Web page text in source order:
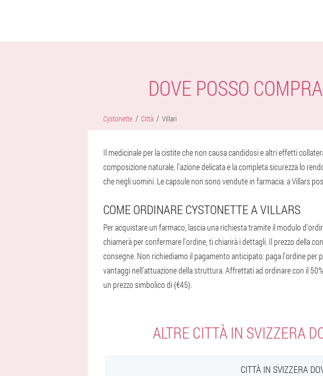
DOVE POSSO
Cystonette Città Villari
Il medicinale per la cistite che non causa candidosi e altri effetti
composizione naturale, l'azione delicata e la completa sicurezza lo
che negli uomini. Le capsule non sono vendute in farmacia. a Villars
COME ORDINARE CYSTONETTE A VILLARS
Per acquistare un farmaco, lascia una richiesta tramite il modulo
chiamerà per confermare l'ordine, ti chiarirà i dettagli. Il prezzo della
consegne. Non richiediamo il pagamento anticipato: paga l'ordine per
vantaggi nell'attuazione della struttura. Affrettati ad ordinare con il
un prezzo simbolico di {€45}.
ALTRE CITTÀ IN SVIZZERA
CITTÀ IN SVIZZERA